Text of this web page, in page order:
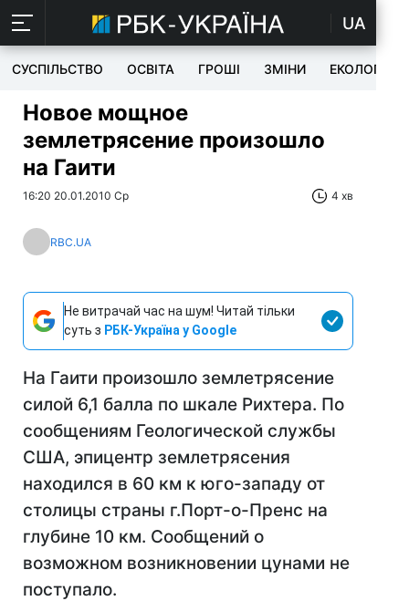
UA
СУСПІЛЬСТВО ОСВІТА ГРОШІ ЗМІНИ ЕКОЛОГІЯ
Новое мощное
землетрясение произошло
на Гаити
16:20 20.01.2010 Ср 4 хв
RBC.UA
Не витрачай час на шум! Читай тільки
суть з РБК-Україна у Google
На Гаити произошло землетрясение
силой 6,1 балла по шкале Рихтера. По
сообщениям Геологической службы
США, эпицентр землетрясения
находился в 60 км к юго-западу от
столицы страны г.Порт-о-Пренс на
глубине 10 км. Сообщений о
возможном возникновении цунами не
поступало.